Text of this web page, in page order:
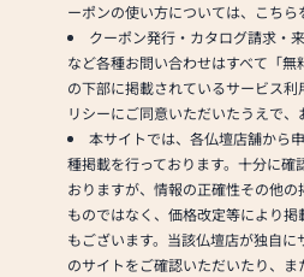
ーポンの使い方については、こちら
クーポン発行・カタログ請求・
など各種お問い合わせはすべて「無
の下部に掲載されているサービス
リシーにご同意いただいたうえで、
本サイトでは、各仏壇店舗から
種掲載を行っております。十分に確
おりますが、情報の正確性その他
ものではなく、価格改定等により
もございます。当該仏壇店が独自
のサイトをご確認いただいたり、